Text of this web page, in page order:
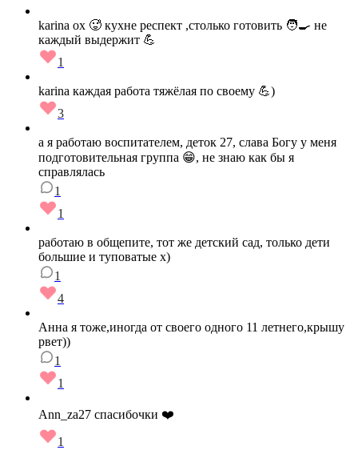
karina ох 🥵 кухне респект ,столько готовить 🧑‍🍳 не
каждый выдержит 💪
1
karina каждая работа тяжёлая по своему 💪)
3
а я работаю воспитателем, деток 27, слава Богу у меня
подготовительная группа 😁, не знаю как бы я
справлялась
1
1
работаю в общепите, тот же детский сад, только дети
большие и туповатые х)
1
4
Анна я тоже,иногда от своего одного 11 летнего,крышу
рвет))
1
1
Ann_za27 спасибочки ❤️
1